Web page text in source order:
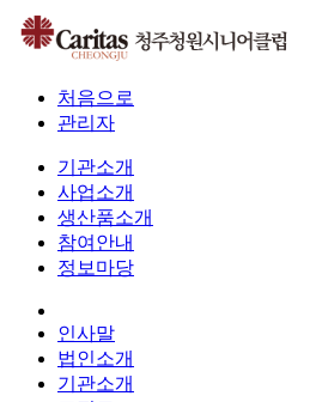
처음으로
관리자
기관소개
사업소개
생산품소개
참여안내
정보마당
인사말
법인소개
기관소개